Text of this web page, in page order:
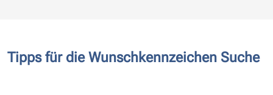
Tipps für die Wunschkennzeichen Suche